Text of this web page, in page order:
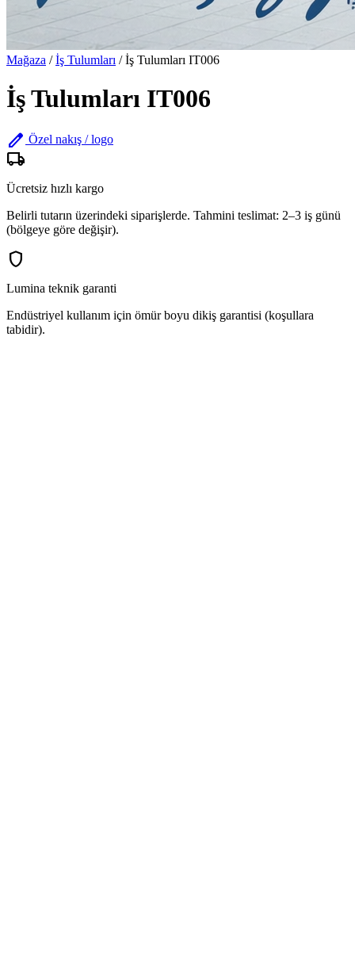
Mağaza / İş Tulumları / İş Tulumları IT006
İş Tulumları IT006
edit Özel nakış / logo
local_shipping
Ücretsiz hızlı kargo
Belirli tutarın üzerindeki siparişlerde. Tahmini teslimat: 2–3 iş günü
(bölgeye göre değişir).
shield
Lumina teknik garanti
Endüstriyel kullanım için ömür boyu dikiş garantisi (koşullara
tabidir).